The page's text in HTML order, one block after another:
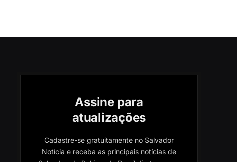
Assine para
atualizações
Cadastre-se gratuitamente no Salvador
Notícia e receba as principais notícias de